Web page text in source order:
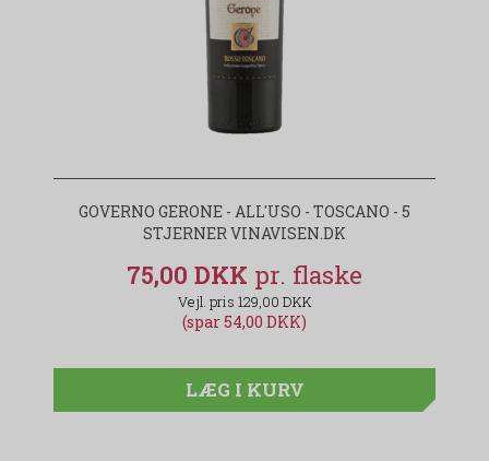
GOVERNO GERONE - ALL'USO - TOSCANO - 5
STJERNER VINAVISEN.DK
75,00 DKK
129,00 DKK
(spar 54,00 DKK)
LÆG I KURV